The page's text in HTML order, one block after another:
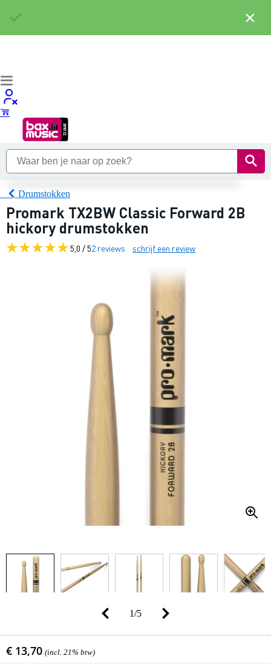
Drumstokken
Promark TX2BW Classic Forward 2B
hickory drumstokken
5,0 / 52 reviews schrijf een review
1/5
€ 13,70 (incl. 21% btw)
×